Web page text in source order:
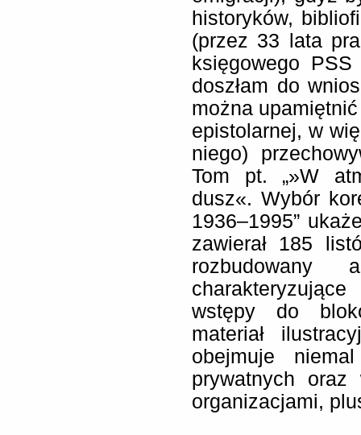
historyków,
(przez 33 lata
księgowego PSS
doszłam do
można
epistolarnej, w
niego)
Tom pt. „»W
dusz«. Wybór
1936–1995”
zawierał 185
rozbudowany
wstępy do
materiał
obejmuje
prywatnych
organizacjami,